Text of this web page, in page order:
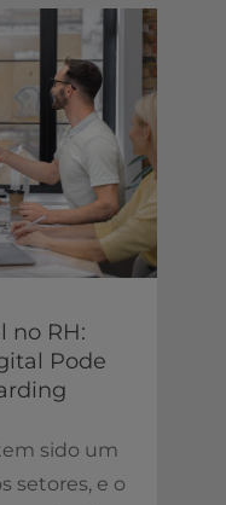
no RH:
Pode
sido um
setores, e o